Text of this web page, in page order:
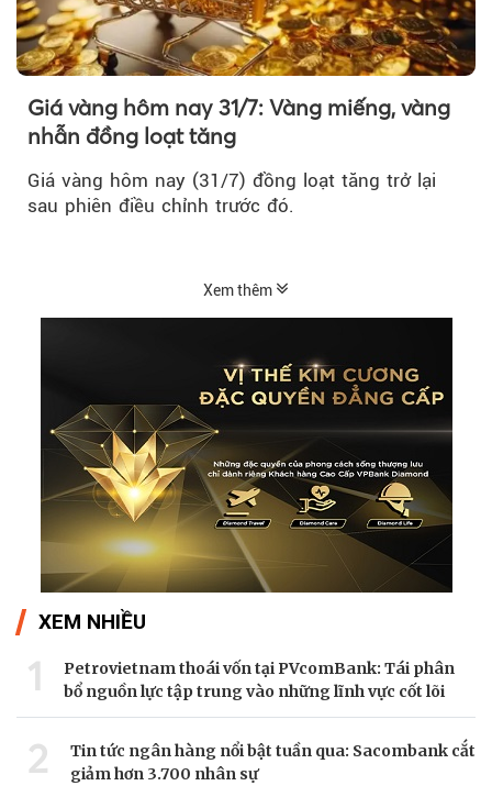
Giá vàng hôm nay 31/7: Vàng miếng, vàng
nhẫn đồng loạt tăng
Giá vàng hôm nay (31/7) đồng loạt tăng trở lại
sau phiên điều chỉnh trước đó.
Xem thêm
XEM NHIỀU
1
Petrovietnam thoái vốn tại PVcomBank: Tái phân
bổ nguồn lực tập trung vào những lĩnh vực cốt lõi
2
Tin tức ngân hàng nổi bật tuần qua: Sacombank cắt
giảm hơn 3.700 nhân sự